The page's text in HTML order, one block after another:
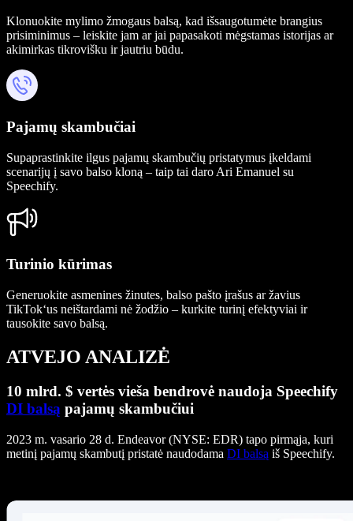
Klonuokite mylimo žmogaus balsą, kad išsaugotumėte brangius
prisiminimus – leiskite jam ar jai papasakoti mėgstamas istorijas ar
akimirkas tikrovišku ir jautriu būdu.
Pajamų skambučiai
Supaprastinkite ilgus pajamų skambučių pristatymus įkeldami
scenarijų į savo balso kloną – taip tai daro Ari Emanuel su
Speechify.
Turinio kūrimas
Generuokite asmenines žinutes, balso pašto įrašus ar žavius
TikTok‘us neištardami nė žodžio – kurkite turinį efektyviai ir
tausokite savo balsą.
ATVEJO ANALIZĖ
10 mlrd. $ vertės vieša bendrovė naudoja Speechify
DI balsą pajamų skambučiui
2023 m. vasario 28 d. Endeavor (NYSE: EDR) tapo pirmąja, kuri
metinį pajamų skambutį pristatė naudodama DI balsą iš Speechify.